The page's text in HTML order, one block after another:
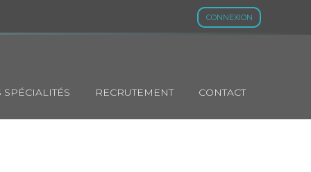
CONNEXION
SPÉCIALITÉS RECRUTEMENT CONTACT